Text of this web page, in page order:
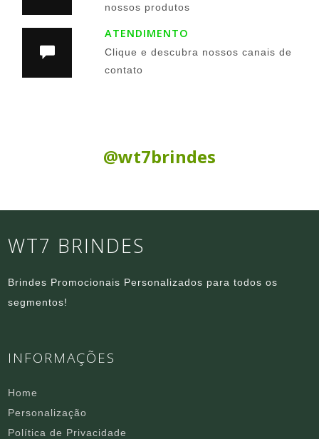
nossos produtos
ATENDIMENTO
Clique e descubra nossos canais de
contato
@wt7brindes
WT7 BRINDES
Brindes Promocionais Personalizados para todos os
segmentos!
INFORMAÇÕES
Home
Personalização
Política de Privacidade